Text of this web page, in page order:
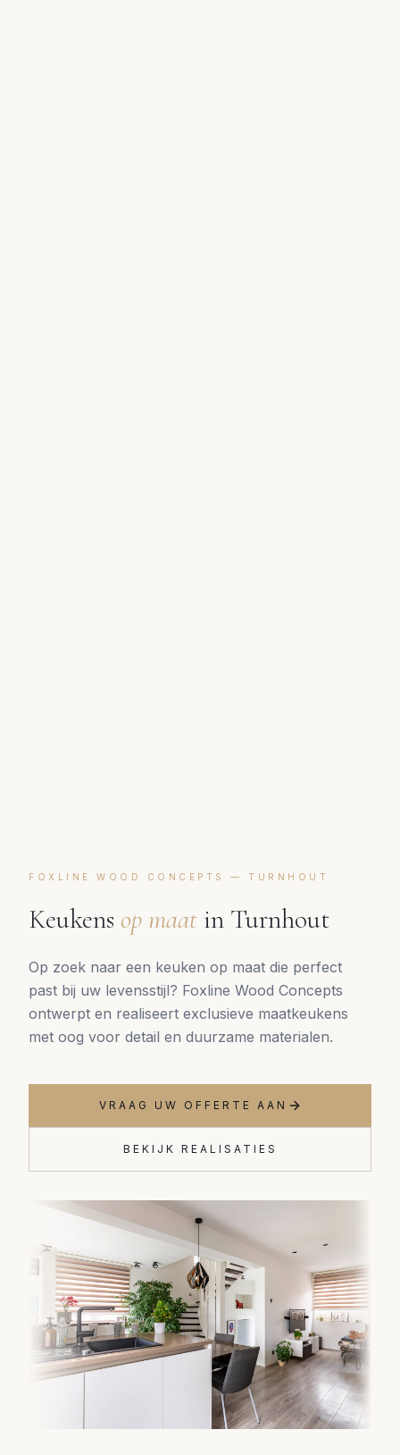
FOXLINE WOOD CONCEPTS — TURNHOUT
Keukens op maat in Turnhout
Op zoek naar een keuken op maat die perfect
past bij uw levensstijl? Foxline Wood Concepts
ontwerpt en realiseert exclusieve maatkeukens
met oog voor detail en duurzame materialen.
VRAAG UW OFFERTE AAN
BEKIJK REALISATIES